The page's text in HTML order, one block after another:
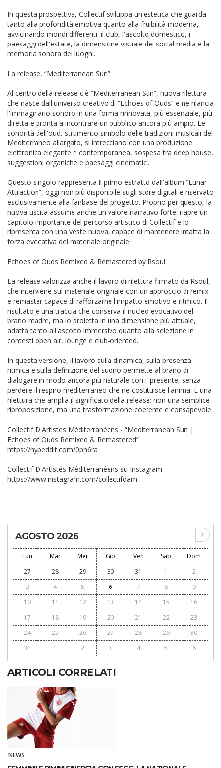
In questa prospettiva, Collectif sviluppa un'estetica che guarda
tanto alla profondità emotiva quanto alla fruibilità moderna,
avvicinando mondi differenti: il club, l'ascolto domestico, i
paesaggi dell'estate, la dimensione visuale dei social media e la
memoria sonora dei luoghi.
La release, “Mediterranean Sun”
Al centro della release c'è “Mediterranean Sun”, nuova rilettura
che nasce dall'universo creativo di “Echoes of Ouds” e ne rilancia
l'immaginario sonoro in una forma rinnovata, più essenziale, più
diretta e pronta a incontrare un pubblico ancora più ampio. Le
sonorità dell'oud, strumento simbolo delle tradizioni musicali del
Mediterraneo allargato, si intrecciano con una produzione
elettronica elegante e contemporanea, sospesa tra deep house,
suggestioni organiche e paesaggi cinematici.
Questo singolo rappresenta il primo estratto dall'album “Lunar
Attraction”, oggi non più disponibile sugli store digitali e riservato
esclusivamente alla fanbase del progetto. Proprio per questo, la
nuova uscita assume anche un valore narrativo forte: riapre un
capitolo importante del percorso artistico di Collectif e lo
ripresenta con una veste nuova, capace di mantenere intatta la
forza evocativa del materiale originale.
Echoes of Ouds Remixed & Remastered by Rsoul
La release valorizza anche il lavoro di rilettura firmato da Rsoul,
che interviene sul materiale originale con un approccio di remix
e remaster capace di rafforzarne l'impatto emotivo e ritmico. Il
risultato è una traccia che conserva il nucleo evocativo del
brano madre, ma lo proietta in una dimensione più attuale,
adatta tanto all'ascolto immersivo quanto alla selezione in
contesti open air, lounge e club-oriented.
In questa versione, il lavoro sulla dinamica, sulla presenza
ritmica e sulla definizione del suono permette al brano di
dialogare in modo ancora più naturale con il presente, senza
perdere il respiro mediterraneo che ne costituisce l'anima. È una
rilettura che amplia il significato della release: non una semplice
riproposizione, ma una trasformazione coerente e consapevole.
Collectif D'Artistes Méditerranéens - “Mediterranean Sun |
Echoes of Ouds Remixed & Remastered”
https://hypeddit.com/0pn6ra
Collectif D'Artistes Méditerranéens su Instagram
https://www.instagram.com/collectifdam
AGOSTO 2026
Lun Mar Mer Gio Ven Sab
Dom
27
28 29 30 31 1
2
3
4 5 6 7 8
9
10
11 12 13 14 15
16
17
18 19 20 21 22
23
24
25 26 27 28 29
30
31
1 2 3 4 5 6
ARTICOLI CORRELATI
NEWS